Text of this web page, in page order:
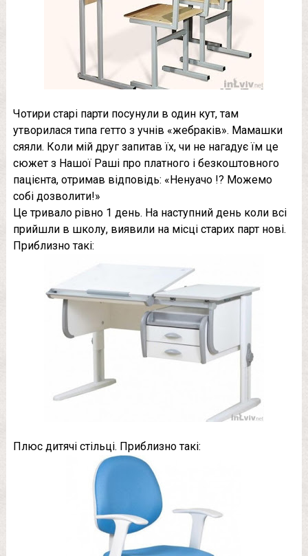
Чотири старі парти посунули в один кут, там
утворилася типа гетто з учнів «жебраків». Мамашки
сяяли. Коли мій друг запитав їх, чи не нагадує їм це
сюжет з Нашої Раші про платного і безкоштовного
пацієнта, отримав відповідь: «Ненуачо !? Можемо
собі дозволити!»
Це тривало рівно 1 день. На наступний день коли всі
прийшли в школу, виявили на місці старих парт нові.
Приблизно такі:
Плюс дитячі стільці. Приблизно такі: